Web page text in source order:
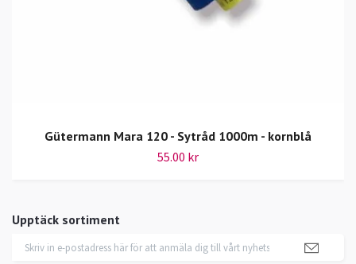
Upptäck sortiment
Gütermann Mara 120 - Sytråd 1000m - kornblå
55.00 kr